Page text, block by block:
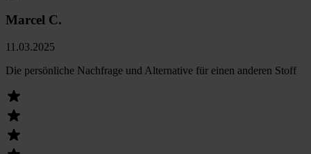
Marcel C.
11.03.2025
Die persönliche Nachfrage und Alternative für einen anderen Stoff